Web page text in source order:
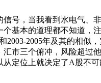
号，当我看到水电气、
基本的道理都不知道，
2005年及其的相似
市三个俯冲，风险超过
定位上就决定了A股不